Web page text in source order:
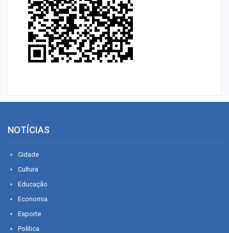
NOTÍCIAS
Cidade
Cultura
Educação
Economia
Esporte
Política